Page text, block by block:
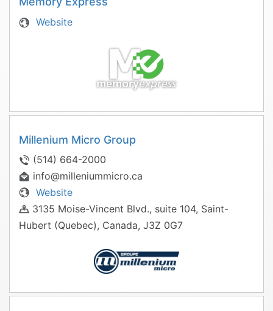
Website
Millenium Micro Group
(514) 664-2000
info@milleniummicro.ca
Website
3135 Moise-Vincent Blvd., suite 104, Saint-
Hubert (Quebec), Canada, J3Z 0G7